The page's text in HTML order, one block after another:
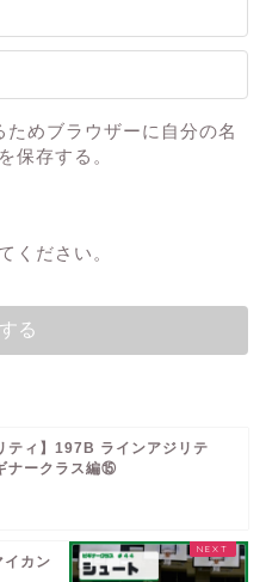
めブラウザーに自分の名
保存する。
ください。
ティ】197B ラインアジリテ
ナークラス編⑮
イカン